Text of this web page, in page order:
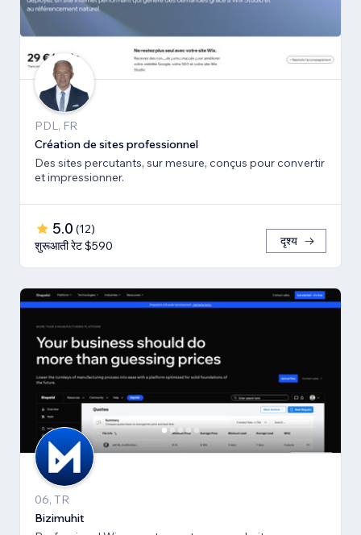
PDL, FR
Création de sites professionnel
Des sites percutants, sur mesure, conçus pour convertir
et impressionner.
5.0 (12)
शुरूआती रेट $590
दृश्य
06, TR
Bizimuhit